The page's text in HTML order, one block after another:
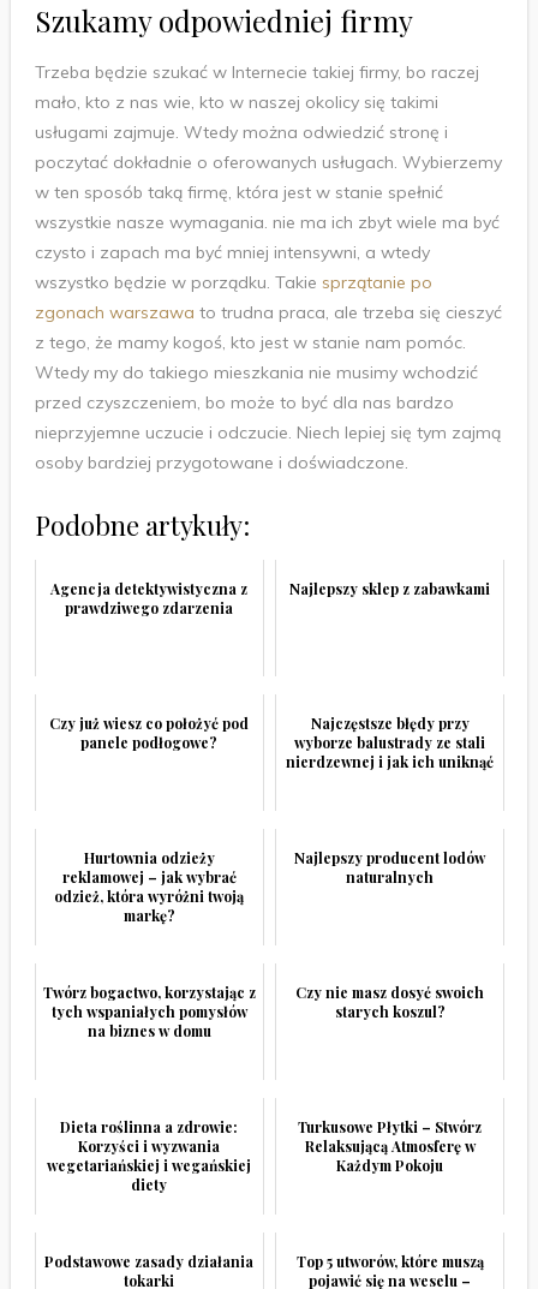
Szukamy odpowiedniej firmy
Trzeba będzie szukać w Internecie takiej firmy, bo raczej
mało, kto z nas wie, kto w naszej okolicy się takimi
usługami zajmuje. Wtedy można odwiedzić stronę i
poczytać dokładnie o oferowanych usługach. Wybierzemy
w ten sposób taką firmę, która jest w stanie spełnić
wszystkie nasze wymagania. nie ma ich zbyt wiele ma być
czysto i zapach ma być mniej intensywni, a wtedy
wszystko będzie w porządku. Takie sprzątanie po
zgonach warszawa to trudna praca, ale trzeba się cieszyć
z tego, że mamy kogoś, kto jest w stanie nam pomóc.
Wtedy my do takiego mieszkania nie musimy wchodzić
przed czyszczeniem, bo może to być dla nas bardzo
nieprzyjemne uczucie i odczucie. Niech lepiej się tym zajmą
osoby bardziej przygotowane i doświadczone.
Podobne artykuły:
Agencja detektywistyczna z
prawdziwego zdarzenia
Najlepszy sklep z zabawkami
Czy już wiesz co położyć pod
panele podłogowe?
Najczęstsze błędy przy
wyborze balustrady ze stali
nierdzewnej i jak ich uniknąć
Hurtownia odzieży
reklamowej – jak wybrać
odzież, która wyróżni twoją
markę?
Najlepszy producent lodów
naturalnych
Twórz bogactwo, korzystając z
tych wspaniałych pomysłów
na biznes w domu
Czy nie masz dosyć swoich
starych koszul?
Dieta roślinna a zdrowie:
Korzyści i wyzwania
wegetariańskiej i wegańskiej
diety
Turkusowe Płytki – Stwórz
Relaksującą Atmosferę w
Każdym Pokoju
Podstawowe zasady działania
tokarki
Top 5 utworów, które muszą
pojawić się na weselu –